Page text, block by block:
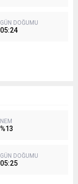
GÜN DOĞUMU
05:24
NEM
%13
GÜN DOĞUMU
05:25